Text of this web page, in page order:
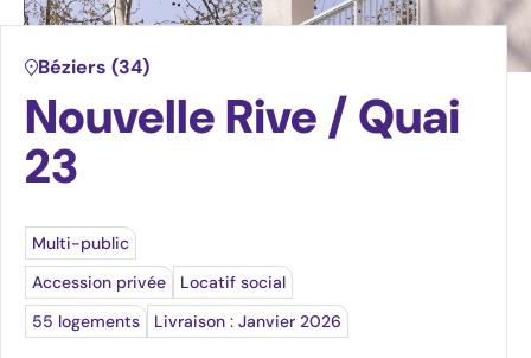
Béziers (34)
Nouvelle Rive / Quai
23
Multi-public
Accession privée
Locatif social
55 logements
Livraison : Janvier 2026